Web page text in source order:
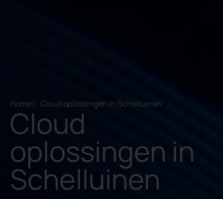
Home Cloud oplossingen in Schelluinen
Cloud
oplossingen in
Schelluinen